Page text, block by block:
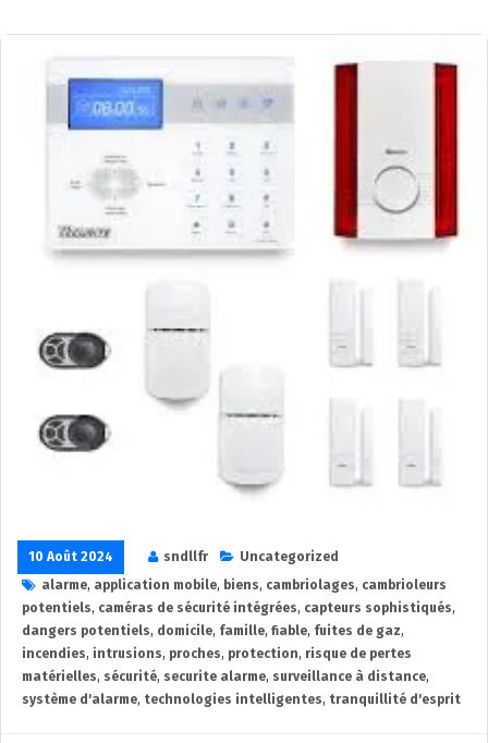
10 Août 2024 sndllfr
Uncategorized
alarme, application mobile, biens, cambriolages, cambrioleurs
potentiels, caméras de sécurité intégrées, capteurs sophistiqués,
dangers potentiels, domicile, famille, fiable, fuites de gaz,
incendies, intrusions, proches, protection, risque de pertes
matérielles, sécurité, securite alarme, surveillance à distance,
système d'alarme, technologies intelligentes, tranquillité d'esprit